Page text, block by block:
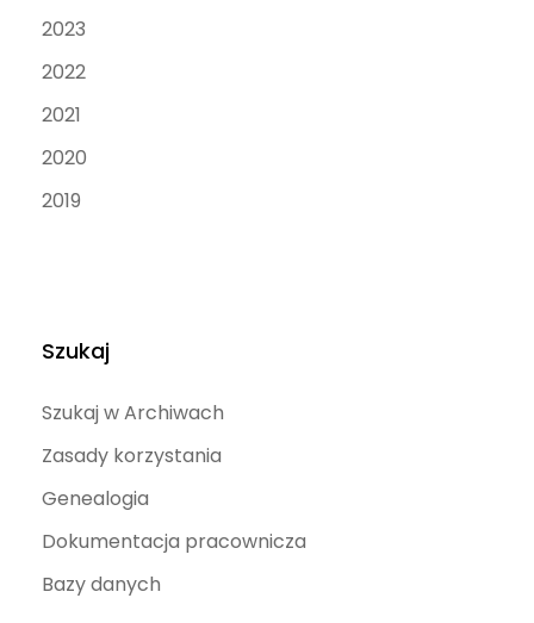
2023
2022
2021
2020
2019
Szukaj
Szukaj w Archiwach
Zasady korzystania
Genealogia
Dokumentacja pracownicza
Bazy danych